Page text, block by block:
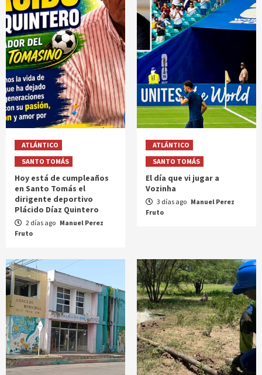
ATLÁNTICO
SANTO TOMÁS
Hoy está de cumpleaños
en Santo Tomás el
dirigente deportivo
Plácido Díaz Quintero
2 días ago Manuel Perez
Fruto
ATLÁNTICO
SANTO TOMÁS
El día que vi jugar a
Vozinha
3 días ago Manuel Perez
Fruto